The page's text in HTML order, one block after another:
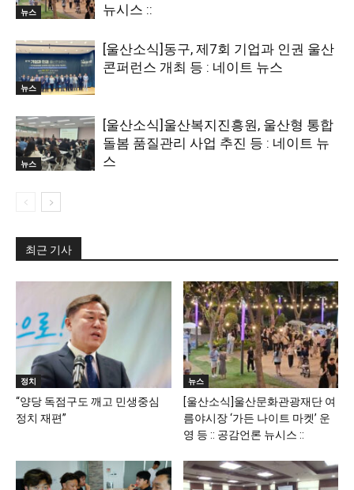
뉴스
뉴시스 ::
뉴스
[울산소식]동구, 제7회 기업과 인권 울산
콘퍼런스 개최 등 : 네이트 뉴스
뉴스
[울산소식]울산복지진흥원, 울산형 통합
돌봄 품질관리 사업 추진 등 : 네이트 뉴
스
최근 기사
정치
“양당 독점구도 깨고 민생중심
정치 재편”
뉴스
[울산소식]울산문화관광재단 여
름야시장 ‘가든 나이트 마켓’ 운
영 등 :: 공감언론 뉴시스 ::